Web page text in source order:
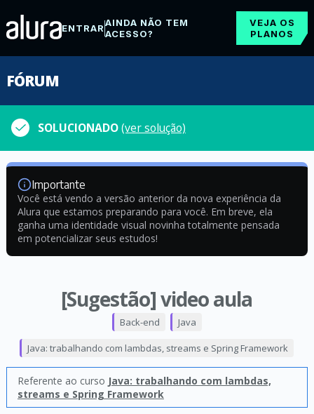
ENTRARAINDA NÃO TEM
ACESSO?
VEJA OS
PLANOS
FÓRUM
SOLUCIONADO(ver solução)
Importante
Você está vendo a versão anterior da nova experiência da
Alura que estamos preparando para você. Em breve, ela
ganha uma identidade visual novinha totalmente pensada
em potencializar seus estudos!
[Sugestão] video aula
Back-end Java
Java: trabalhando com lambdas, streams e Spring Framework
Referente ao curso Java: trabalhando com lambdas,
streams e Spring Framework